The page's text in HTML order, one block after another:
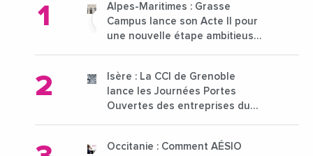
Alpes-Maritimes : Grasse
Campus lance son Acte II pour
une nouvelle étape ambitieuse
Isère : La CCI de Grenoble
lance les Journées Portes
Ouvertes des entreprises du
Occitanie : Comment AÉSIO